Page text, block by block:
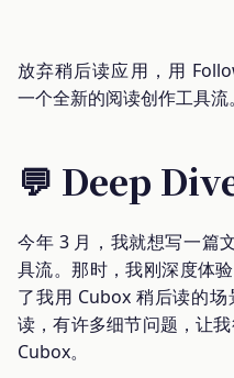
放弃稍后读应用，用
一个全新的阅读创作工具流。
💬 Deep
今年 3 月，我就想写一篇
具流。那时，我刚深度体
了我用 Cubox 稍后读的
读，有许多细节问题，让
Cubox。